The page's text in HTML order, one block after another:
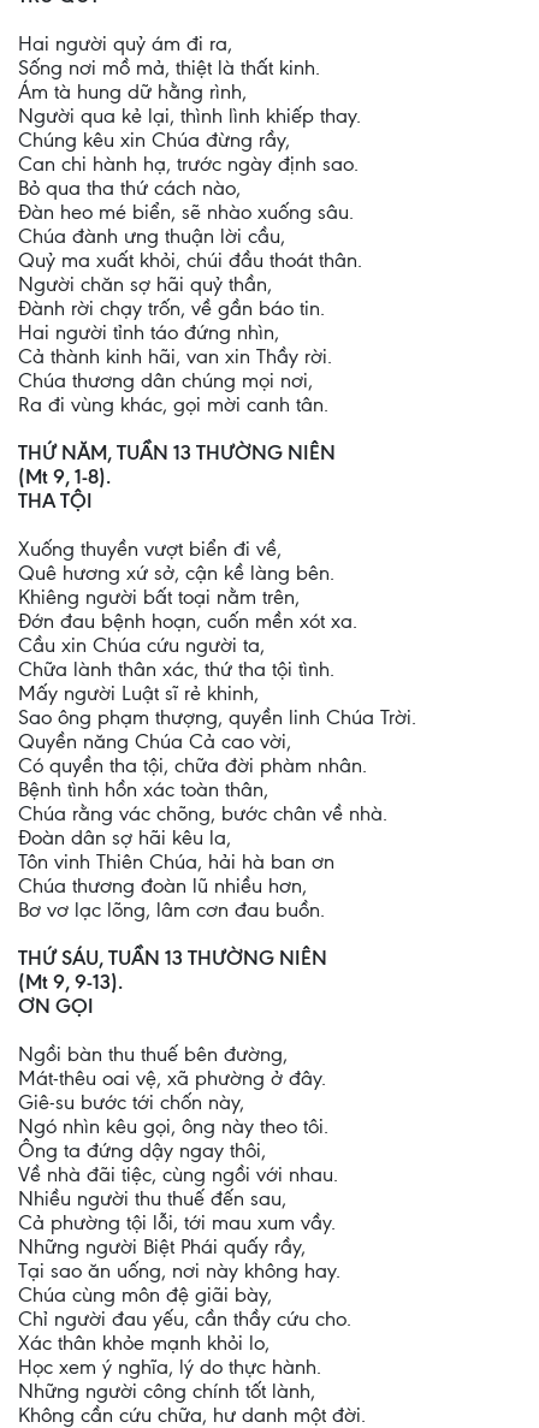
Hai người quỷ ám đi ra,
Sống nơi mồ mả, thiệt là thất kinh.
Ám tà hung dữ hằng rình,
Người qua kẻ lại, thình lình khiếp thay.
Chúng kêu xin Chúa đừng rầy,
Can chi hành hạ, trước ngày định sao.
Bỏ qua tha thứ cách nào,
Đàn heo mé biển, sẽ nhào xuống sâu.
Chúa đành ưng thuận lời cầu,
Quỷ ma xuất khỏi, chúi đầu thoát thân.
Người chăn sợ hãi quỷ thần,
Đành rời chạy trốn, về gần báo tin.
Hai người tỉnh táo đứng nhìn,
Cả thành kinh hãi, van xin Thầy rời.
Chúa thương dân chúng mọi nơi,
Ra đi vùng khác, gọi mời canh tân.
THỨ NĂM, TUẦN 13 THƯỜNG NIÊN
(Mt 9, 1-8).
THA TỘI
Xuống thuyền vượt biển đi về,
Quê hương xứ sở, cận kề làng bên.
Khiêng người bất toại nằm trên,
Đớn đau bệnh hoạn, cuốn mền xót xa.
Cầu xin Chúa cứu người ta,
Chữa lành thân xác, thứ tha tội tình.
Mấy người Luật sĩ rẻ khinh,
Sao ông phạm thượng, quyền linh Chúa Trời.
Quyền năng Chúa Cả cao vời,
Có quyền tha tội, chữa đời phàm nhân.
Bệnh tình hồn xác toàn thân,
Chúa rằng vác chõng, bước chân về nhà.
Đoàn dân sợ hãi kêu la,
Tôn vinh Thiên Chúa, hải hà ban ơn
Chúa thương đoàn lũ nhiều hơn,
Bơ vơ lạc lõng, lâm cơn đau buồn.
THỨ SÁU, TUẦN 13 THƯỜNG NIÊN
(Mt 9, 9-13).
ƠN GỌI
Ngồi bàn thu thuế bên đường,
Mát-thêu oai vệ, xã phường ở đây.
Giê-su bước tới chốn này,
Ngó nhìn kêu gọi, ông này theo tôi.
Ông ta đứng dậy ngay thôi,
Về nhà đãi tiệc, cùng ngồi với nhau.
Nhiều người thu thuế đến sau,
Cả phường tội lỗi, tới mau xum vầy.
Những người Biệt Phái quấy rầy,
Tại sao ăn uống, nơi này không hay.
Chúa cùng môn đệ giãi bày,
Chỉ người đau yếu, cần thầy cứu cho.
Xác thân khỏe mạnh khỏi lo,
Học xem ý nghĩa, lý do thực hành.
Những người công chính tốt lành,
Không cần cứu chữa, hư danh một đời.